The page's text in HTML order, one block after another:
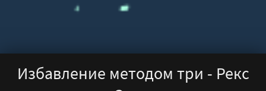
Избавление методом три - Рекс